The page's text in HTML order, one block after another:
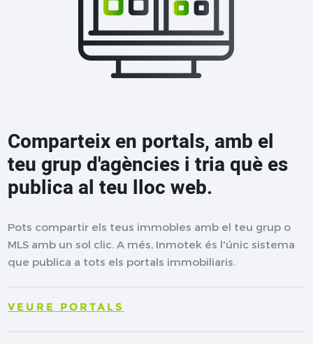
Comparteix en portals, amb el
teu grup d'agències i tria què es
publica al teu lloc web.
Pots compartir els teus immobles amb el teu grup o
MLS amb un sol clic. A més, Inmotek és l'únic sistema
que publica a tots els portals immobiliaris.
VEURE PORTALS